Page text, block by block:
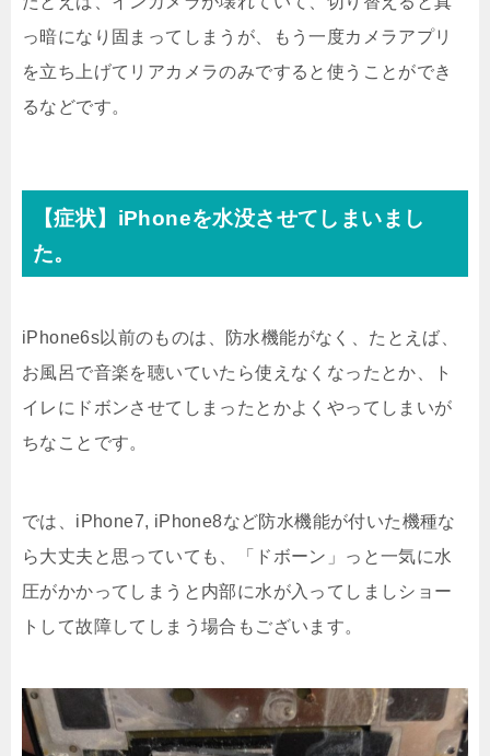
っ暗になり固まってしまうが、もう一度カメラアプリ
を立ち上げてリアカメラのみですると使うことができ
るなどです。
【症状】iPhoneを水没させてしまいまし
た。
iPhone6s以前のものは、防水機能がなく、たとえば、
お風呂で音楽を聴いていたら使えなくなったとか、ト
イレにドボンさせてしまったとかよくやってしまいが
ちなことです。
では、iPhone7, iPhone8など防水機能が付いた機種な
ら大丈夫と思っていても、「ドボーン」っと一気に水
圧がかかってしまうと内部に水が入ってしましショー
トして故障してしまう場合もございます。